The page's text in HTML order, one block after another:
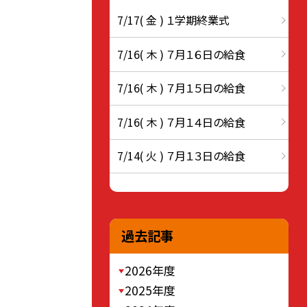
7/17( 金 ) １学期終業式
7/16( 木 ) ７月１６日の給食
7/16( 木 ) ７月１５日の給食
7/16( 木 ) ７月１４日の給食
7/14( 火 ) ７月１３日の給食
過去記事
2026年度
2025年度